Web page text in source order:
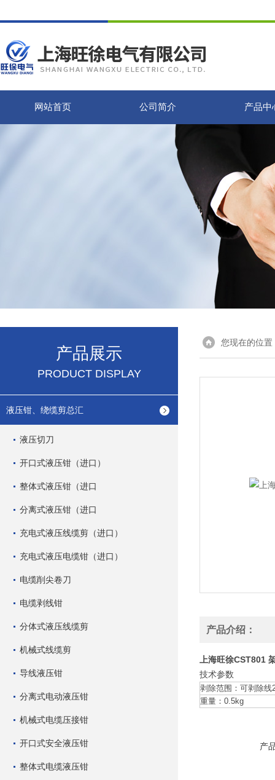
网站首页 公司简介 产品中
产品展示
PRODUCT DISPLAY
液压钳、绕缆剪总汇
液压切刀
开口式液压钳（进口）
整体式液压钳（进口
分离式液压钳（进口
充电式液压线缆剪（进口）
充电式液压电缆钳（进口）
电缆削尖卷刀
电缆剥线钳
分体式液压线缆剪
机械式线缆剪
导线液压钳
分离式电动液压钳
机械式电缆压接钳
开口式安全液压钳
整体式电缆液压钳
您现在的位置
产品介绍：
上海旺徐CST801
技术参数
剥除范围：可剥除线
重量：0.5kg
产